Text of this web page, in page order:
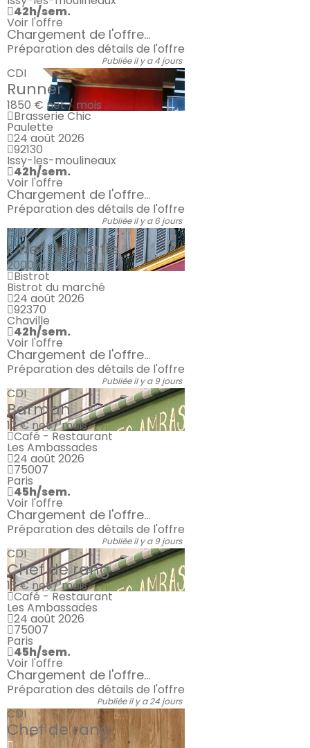
42h/sem.
Voir l'offre
Chargement de l'offre...
Préparation des détails de l'offre
Publiée il y a 4 jours
CDI
Runner
1850 € net / mois
Brasserie Chic
Paulette
24 août 2026
92130
Issy-les-moulineaux
42h/sem.
Voir l'offre
Chargement de l'offre...
Préparation des détails de l'offre
Publiée il y a 6 jours
CDI
Chef de partie
2000 €net / mois
Bistrot
Bistrot du marché
24 août 2026
92370
Chaville
42h/sem.
Voir l'offre
Chargement de l'offre...
Préparation des détails de l'offre
Publiée il y a 9 jours
CDI
Barman
12 €net / mois
Café - Restaurant
Les Ambassades
24 août 2026
75007
Paris
45h/sem.
Voir l'offre
Chargement de l'offre...
Préparation des détails de l'offre
Publiée il y a 9 jours
CDI
Chef de rang
13 €net / mois
Café - Restaurant
Les Ambassades
24 août 2026
75007
Paris
45h/sem.
Voir l'offre
Chargement de l'offre...
Préparation des détails de l'offre
Publiée il y a 24 jours
CDI
Chef de rang